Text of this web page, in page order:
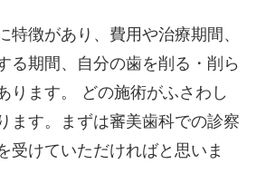
特徴があり、費用や治療期間、
る期間、自分の歯を削る・削ら
ります。 どの施術がふさわし
ます。まずは審美歯科での診察
受けていただければと思いま